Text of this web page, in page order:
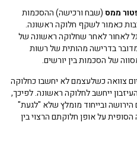
ממס(שבח ורכישה) ההסכמות
כאמור לשקף חלוקה ראשונה.
לאחור לאחר שחלוקה ראשונה של
בדרישה מהותית של רשות
של הסכמות בין יורשים.
צוואה כשלעצמם לא יחשבו כחלוקה
ייחשב לחלוקה ראשונה. לפיכך,
ובייחוד מומלץ שלא "לגעת"
על אופן חלוקתם הרצוי בין